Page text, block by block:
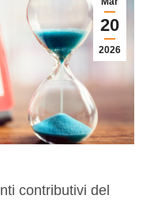
20
2026
contributivi del